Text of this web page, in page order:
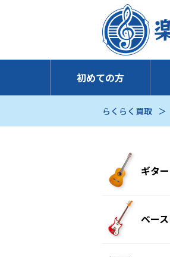
初めての方
らくらく買取
ギター
ベース